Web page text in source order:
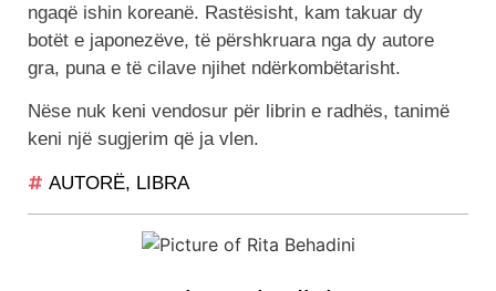
ngaqë ishin koreanë. Rastësisht, kam takuar dy
botët e japonezëve, të përshkruara nga dy autore
gra, puna e të cilave njihet ndërkombëtarisht.
Nëse nuk keni vendosur për librin e radhës, tanimë
keni një sugjerim që ja vlen.
AUTORË, LIBRA